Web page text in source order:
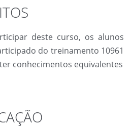
deste curso, os alunos
do treinamento 10961
conhecimentos equivalentes